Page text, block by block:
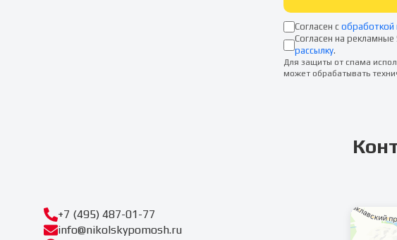
Согласен с обработкой
Согласен на
рассылку.
Для защиты от спама
может обрабатывать
+7 (495) 487-01-77
info@nikolskypomosh.ru